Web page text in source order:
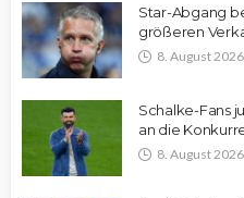
Star-Abgang
größeren
8. August 2026
Schalke-Fans
an die
8. August 2026